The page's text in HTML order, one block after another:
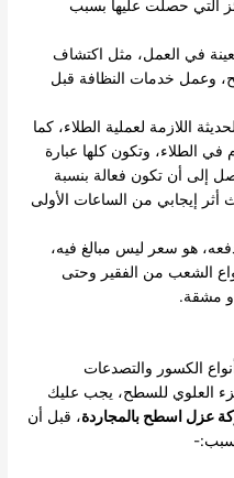
التي حصلت عليها بسبب
في العمل، مثل اكتشاف
وعمل خدمات النظافة قبل
اللازمة لعملية الطلاء، كما
في الطلاء، وتكون كلها عبارة
إلى أن تكون فعالة بنسبة
أثر إيجابي من الساعات الأولى
هو سعر ليس مبالغ فيه،
الشعب من الفقير وحتى
مشقة.
الكسور والتصدعات
العلوي للسطح، يجب عليك
عزل اسطح بالمجاردة، قبل أن